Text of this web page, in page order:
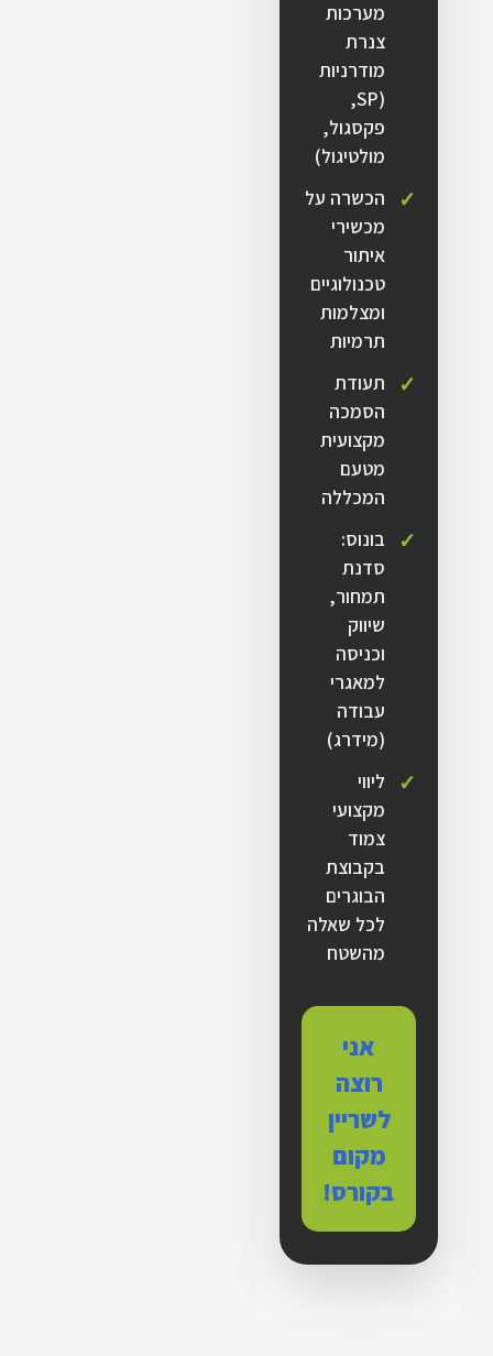
מערכות
צנרת
מודרניות
(SP,
פקסגול,
מולטיגול)
הכשרה על
מכשירי
איתור
טכנולוגיים
ומצלמות
תרמיות
תעודת
הסמכה
מקצועית
מטעם
המכללה
בונוס:
סדנת
תמחור,
שיווק
וכניסה
למאגרי
עבודה
(מידרג)
ליווי
מקצועי
צמוד
בקבוצת
הבוגרים
לכל שאלה
מהשטח
אני
רוצה
לשריין
מקום
בקורס!